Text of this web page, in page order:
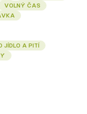
VOLNÝ ČAS
JÍDLO A PITÍ